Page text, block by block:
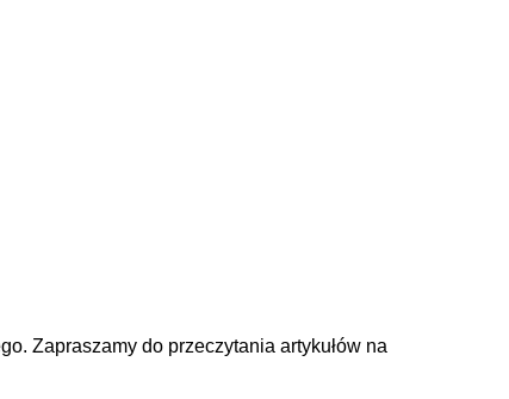
Zapraszamy do przeczytania artykułów na